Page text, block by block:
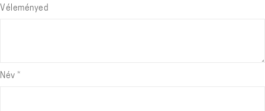
Véleményed
Név *